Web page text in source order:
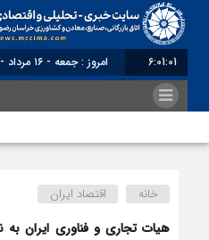
6:01:02 امروز : جمعه - ۱۶ مرداد - ۱۴۰۵
خانه اقتصاد ایران
هیات تجاری و فناوری ایران